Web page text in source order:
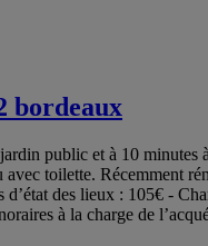
bordeaux
public et à 10
avec toilette.
des lieux : 105€ -
à la charge de